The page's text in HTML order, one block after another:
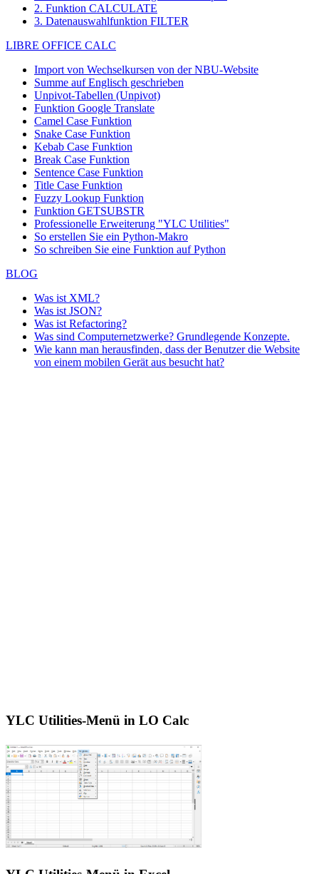
2. Funktion CALCULATE
3. Datenauswahlfunktion FILTER
LIBRE OFFICE CALC
Import von Wechselkursen von der NBU-Website
Summe auf Englisch geschrieben
Unpivot-Tabellen (Unpivot)
Funktion Google Translate
Camel Case Funktion
Snake Case Funktion
Kebab Case Funktion
Break Case Funktion
Sentence Case Funktion
Title Case Funktion
Fuzzy Lookup Funktion
Funktion GETSUBSTR
Professionelle Erweiterung "YLC Utilities"
So erstellen Sie ein Python-Makro
So schreiben Sie eine Funktion auf Python
BLOG
Was ist XML?
Was ist JSON?
Was ist Refactoring?
Was sind Computernetzwerke? Grundlegende Konzepte.
Wie kann man herausfinden, dass der Benutzer die Website
von einem mobilen Gerät aus besucht hat?
YLC Utilities-Menü in LO Calc